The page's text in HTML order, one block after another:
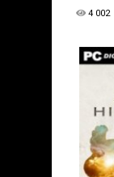
4 002